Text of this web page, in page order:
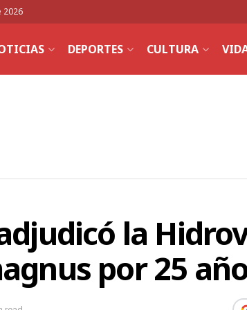
2026
DEPORTES CULTURA
la
por 25